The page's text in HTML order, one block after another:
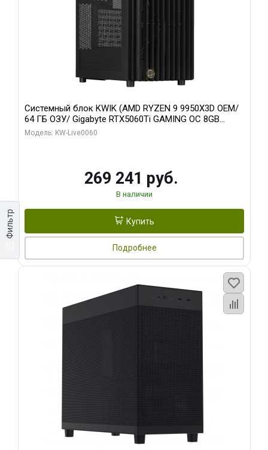
Фильтр
Системный блок KWIK (AMD RYZEN 9 9950X3D OEM/
64 ГБ ОЗУ/ Gigabyte RTX5060Ti GAMING OC 8GB
GDDR7 128bit 3xDP H/ 1 ТБ SSD)
Модель: KW-Live0060
269 241 руб.
В наличии
Купить
Подробнее